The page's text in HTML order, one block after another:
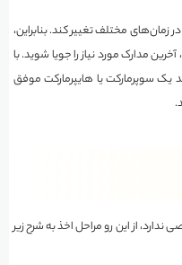
مختلف تغییر کند. بنابراین،
مدارک مورد نیاز را جویا شوید. با
یک سوپرمارکت یا هایپرمارکت موفق
از این رو مراحل اخذ به شرح زیر